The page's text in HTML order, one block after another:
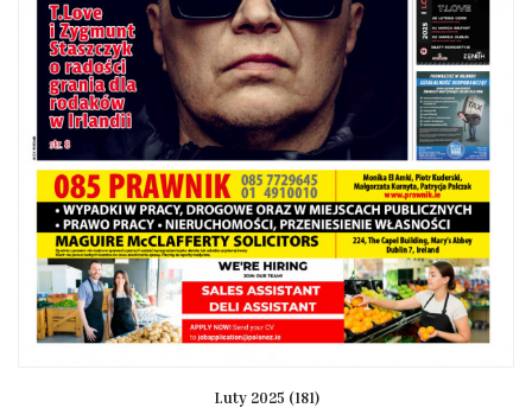
Luty 2025 (181)